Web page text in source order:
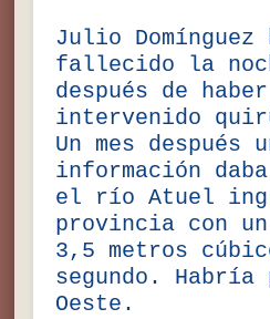
Julio Domínguez
fallecido la
después de
intervenido
Un mes después
información
el río Atuel
provincia con
3,5 metros
segundo.
Oeste.